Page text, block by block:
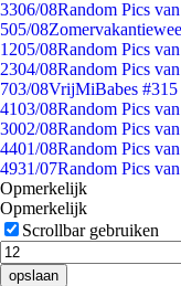
3306/08Random Pics
505/08
1205/08Random Pics
2304/08Random Pics
703/08VrijMiBabes
4103/08Random Pics
3002/08Random Pics
4401/08Random Pics
4931/07Random Pics
Opmerkelijk
Opmerkelijk
Scrollbar gebruiken
opslaan